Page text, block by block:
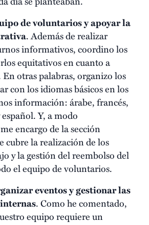
de voluntarios y apoyar la
. Además de realizar
informativos, coordino los
equitativos en cuanto a
En otras palabras, organizo los
con los idiomas básicos en los
información: árabe, francés,
Y, a modo
encargo de la sección
cubre la realización de los
y la gestión del reembolso del
el equipo de voluntarios.
eventos y gestionar las
. Como he comentado,
equipo requiere un